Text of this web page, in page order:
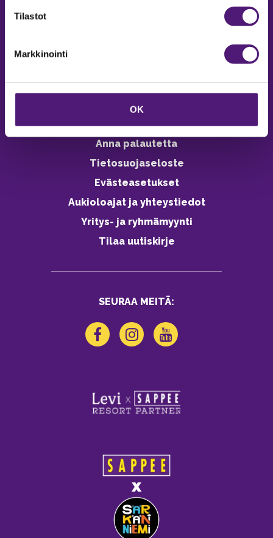
Tilastot
Markkinointi
OK
Vastuullisuus
Ympäristöohjelma
Avoimet työpaikat
Anna palautetta
Tietosuojaseloste
Evästeasetukset
Aukioloajat ja yhteystiedot
Yritys- ja ryhmämyynti
Tilaa uutiskirje
SEURAA MEITÄ: